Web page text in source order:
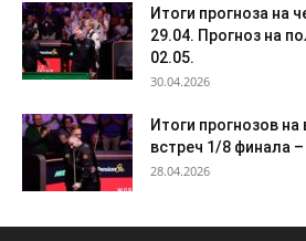
Итоги прогноза на
29.04. Прогноз на
02.05.
30.04.2026
Итоги прогнозов
встреч 1/8 финала
28.04.2026